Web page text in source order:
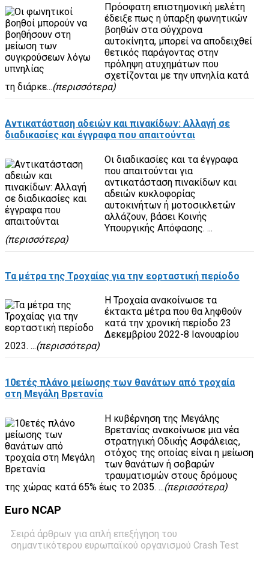
Πρόσφατη επιστημονική μελέτη
έδειξε πως η ύπαρξη φωνητικών
βοηθών στα σύγχρονα
αυτοκίνητα, μπορεί να αποδειχθεί
θετικός παράγοντας στην
πρόληψη ατυχημάτων που
σχετίζονται με την υπνηλία κατά
τη διάρκε...(περισσότερα)
Αντικατάσταση αδειών και πινακίδων: Αλλαγή σε
διαδικασίες και έγγραφα που απαιτούνται
Οι διαδικασίες και τα έγγραφα
που απαιτούνται για
αντικατάσταση πινακίδων και
αδειών κυκλοφορίας
αυτοκινήτων ή μοτοσικλετών
αλλάζουν, βάσει Κοινής
Υπουργικής Απόφασης. ...
(περισσότερα)
Τα μέτρα της Τροχαίας για την εορταστική περίοδο
Η Τροχαία ανακοίνωσε τα
έκτακτα μέτρα που θα ληφθούν
κατά την χρονική περίοδο 23
Δεκεμβρίου 2022-8 Ιανουαρίου
2023. ...(περισσότερα)
10ετές πλάνο μείωσης των θανάτων από τροχαία
στη Μεγάλη Βρετανία
H κυβέρνηση της Μεγάλης
Βρετανίας ανακοίνωσε μια νέα
στρατηγική Οδικής Ασφάλειας,
στόχος της οποίας είναι η μείωση
των θανάτων ή σοβαρών
τραυματισμών στους δρόμους
της χώρας κατά 65% έως το 2035. ...(περισσότερα)
Euro NCAP
Σειρά άρθρων για απλή επεξήγηση του
σημαντικότερου ευρωπαϊκού οργανισμού Crash Test